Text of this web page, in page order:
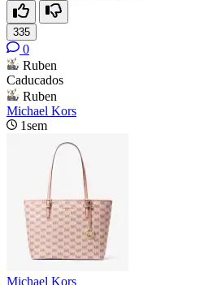
335
0
Ruben
Caducados
Ruben
Michael Kors
1sem
Michael Kors